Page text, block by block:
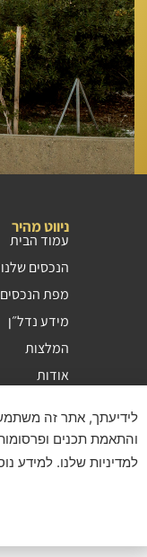
ניווט מהיר
עמוד הבית
הנכסים שלנו
מפת הנכסים
מידע נדל״ן
המלצות
אודות
מדיניות
תקנון האתר
למדיניות שלנו. למידע